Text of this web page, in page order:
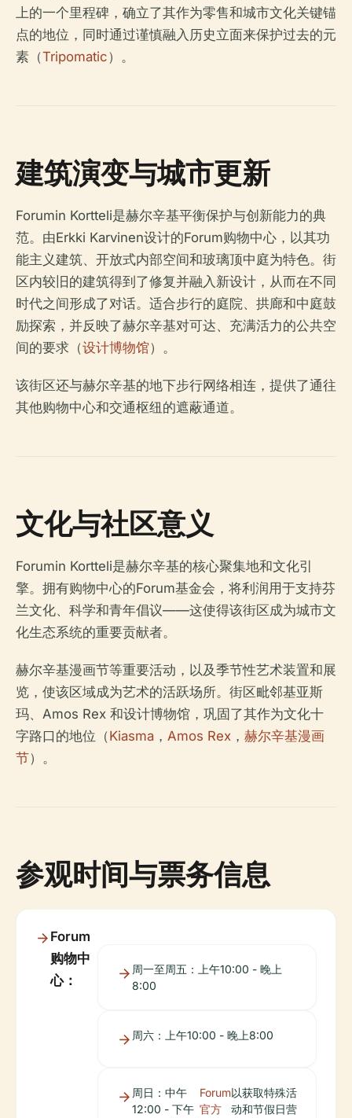
上的一个里程碑，确立了其作为零售和城市文化关键锚
点的地位，同时通过谨慎融入历史立面来保护过去的元
素（Tripomatic）。
建筑演变与城市更新
Forumin Kortteli是赫尔辛基平衡保护与创新能力的典
范。由Erkki Karvinen设计的Forum购物中心，以其功
能主义建筑、开放式内部空间和玻璃顶中庭为特色。街
区内较旧的建筑得到了修复并融入新设计，从而在不同
时代之间形成了对话。适合步行的庭院、拱廊和中庭鼓
励探索，并反映了赫尔辛基对可达、充满活力的公共空
间的要求（设计博物馆）。
该街区还与赫尔辛基的地下步行网络相连，提供了通往
其他购物中心和交通枢纽的遮蔽通道。
文化与社区意义
Forumin Kortteli是赫尔辛基的核心聚集地和文化引
擎。拥有购物中心的Forum基金会，将利润用于支持芬
兰文化、科学和青年倡议——这使得该街区成为城市文
化生态系统的重要贡献者。
赫尔辛基漫画节等重要活动，以及季节性艺术装置和展
览，使该区域成为艺术的活跃场所。街区毗邻基亚斯
玛、Amos Rex 和设计博物馆，巩固了其作为文化十
字路口的地位（Kiasma ， Amos Rex ， 赫尔辛基漫画
节）。
参观时间与票务信息
Forum
购物中
心：
周一至周五：上午10:00 - 晚上
8:00
周六：上午10:00 - 晚上8:00
周日：中午
12:00 - 下午
Forum
官方
以获取特殊活
动和节假日营